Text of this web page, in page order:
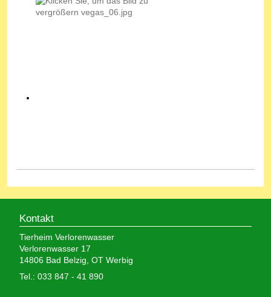
Kontakt
Tierheim Verlorenwasser
Verlorenwasser 17
14806 Bad Belzig, OT Werbig
Tel.: 033 847 - 41 890